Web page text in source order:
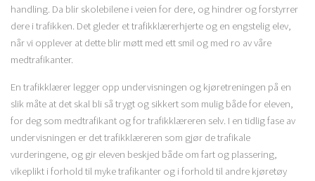
handling. Da blir skolebilene i veien for dere, og hindrer og forstyrrer
dere i trafikken. Det gleder et trafikklærerhjerte og en engstelig elev,
når vi opplever at dette blir møtt med ett smil og med ro av våre
medtrafikanter.
En trafikklærer legger opp undervisningen og kjøretreningen på en
slik måte at det skal bli så trygt og sikkert som mulig både for eleven,
for deg som medtrafikant og for trafikklæreren selv. I en tidlig fase av
undervisningen er det trafikklæreren som gjør de trafikale
vurderingene, og gir eleven beskjed både om fart og plassering,
vikeplikt i forhold til myke trafikanter og i forhold til andre kjøretøy